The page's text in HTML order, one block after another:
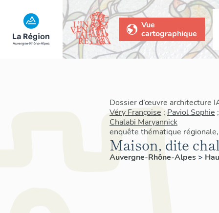
Vue
cartographique
Dossier d’œuvre architecture
Véry Françoise ; Paviol Sophie
Chalabi Maryannick
enquête thématique
Maison, dite
Auvergne-Rhône-Alpes>